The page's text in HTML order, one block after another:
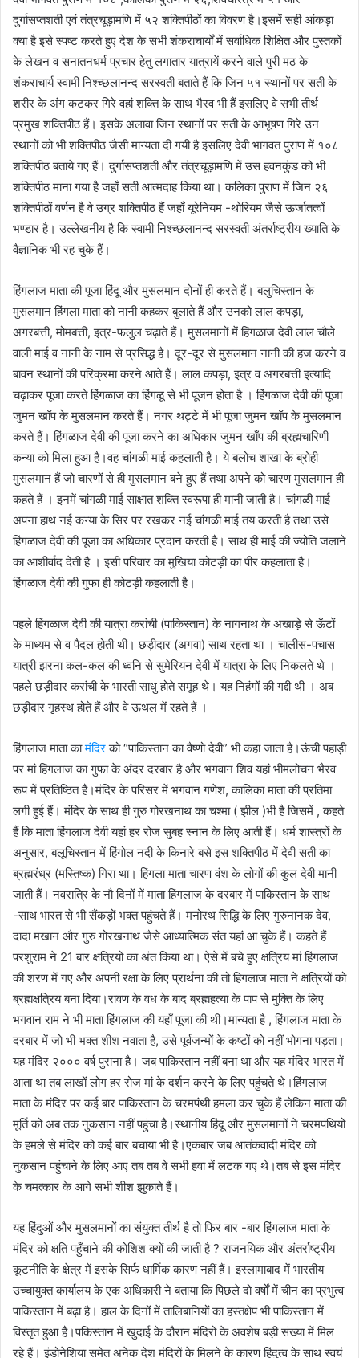
दुर्गासप्तशती एवं तंत्रचूड़ामणि में ५२ शक्तिपीठों का विवरण है।इसमें सही आंकड़ा
क्या है इसे स्पष्ट करते हुए देश के सभी शंकराचार्यों में सर्वाधिक शिक्षित और पुस्तकों
के लेखन व सनातनधर्म प्रचार हेतु लगातार यात्रायें करने वाले पुरी मठ के
शंकराचार्य स्वामी निश्च्छलानन्द सरस्वती बताते हैं कि जिन ५१ स्थानों पर सती के
शरीर के अंग कटकर गिरे वहां शक्ति के साथ भैरव भी हैं इसलिए वे सभी तीर्थ
प्रमुख शक्तिपीठ हैं। इसके अलावा जिन स्थानों पर सती के आभूषण गिरे उन
स्थानों को भी शक्तिपीठ जैसी मान्यता दी गयी है इसलिए देवी भागवत पुराण में १०८
शक्तिपीठ बताये गए हैं। दुर्गासप्तशती और तंत्रचूड़ामणि में उस हवनकुंड को भी
शक्तिपीठ माना गया है जहाँ सती आत्मदाह किया था। कलिका पुराण में जिन २६
शक्तिपीठों वर्णन है वे उग्र शक्तिपीठ हैं जहाँ यूरेनियम -थोरियम जैसे ऊर्जातत्वों
भण्डार है। उल्लेखनीय है कि स्वामी निश्च्छलानन्द सरस्वती अंतर्राष्ट्रीय ख्याति के
वैज्ञानिक भी रह चुके हैं।
हिंगलाज माता की पूजा हिंदू और मुसलमान दोनों ही करते हैं। बलुचिस्तान के
मुसलमान हिंगला माता को नानी कहकर बुलाते हैं और उनको लाल कपड़ा,
अगरबत्ती, मोमबत्ती, इत्र-फलुल चढ़ाते हैं। मुसलमानों में हिंगळाज देवी लाल चौले
वाली माई व नानी के नाम से प्रसिद्ध है। दूर-दूर से मुसलमान नानी की हज करने व
बावन स्थानों की परिक्रमा करने आते हैं। लाल कपड़ा, इत्र व अगरबत्ती इत्यादि
चढ़ाकर पूजा करते हिंगळाज का हिंगळू से भी पूजन होता है । हिंगळाज देवी की पूजा
जुमन खॉप के मुसलमान करते हैं। नगर थट्टे में भी पूजा जुमन खॉप के मुसलमान
करते हैं। हिंगळाज देवी की पूजा करने का अधिकार जुमन खाँप की ब्रह्मचारिणी
कन्या को मिला हुआ है।वह चांगळी माई कहलाती है। ये बलोच शाखा के ब्रोही
मुसलमान हैं जो चारणों से ही मुसलमान बने हुए हैं तथा अपने को चारण मुसलमान ही
कहते हैं । इनमें चांगळी माई साक्षात शक्ति स्वरूपा ही मानी जाती है। चांगळी माई
अपना हाथ नई कन्या के सिर पर रखकर नई चांगळी माई तय करती है तथा उसे
हिंगळाज देवी की पूजा का अधिकार प्रदान करती है। साथ ही माई की ज्योति जलाने
का आशीर्वाद देती है । इसी परिवार का मुखिया कोटड़ी का पीर कहलाता है।
हिंगळाज देवी की गुफा ही कोटड़ी कहलाती है।
पहले हिंगळाज देवी की यात्रा करांची (पाकिस्तान) के नागनाथ के अखाड़े से ऊँटों
के माध्यम से व पैदल होती थी। छड़ीदार (अगवा) साथ रहता था । चालीस-पचास
यात्री झरना कल-कल की ध्वनि से सुमेरियन देवी में यात्रा के लिए निकलते थे ।
पहले छड़ीदार करांची के भारती साधु होते समूह थे। यह निहंगों की गद्दी थी । अब
छड़ीदार गृहस्थ होते हैं और वे ऊथल में रहते हैं ।
हिंगलाज माता कामंदिरको “पाकिस्तान का वैष्णो देवी” भी कहा जाता है।ऊंची पहाड़ी
पर मां हिंगलाज का गुफा के अंदर दरबार है और भगवान शिव यहां भीमलोचन भैरव
रूप में प्रतिष्ठित हैं।मंदिर के परिसर में भगवान गणेश, कालिका माता की प्रतिमा
लगी हुई हैं। मंदिर के साथ ही गुरु गोरखनाथ का चश्मा ( झील )भी है जिसमें , कहते
हैं कि माता हिंगलाज देवी यहां हर रोज सुबह स्नान के लिए आती हैं। धर्म शास्त्रों के
अनुसार, बलूचिस्तान में हिंगोल नदी के किनारे बसे इस शक्तिपीठ में देवी सती का
ब्रह्मरंध्र (मस्तिष्क) गिरा था। हिंगला माता चारण वंश के लोगों की कुल देवी मानी
जाती हैं। नवरात्रि के नौ दिनों में माता हिंगलाज के दरबार में पाकिस्तान के साथ
-साथ भारत से भी सैंकड़ों भक्त पहुंचते हैं। मनोरथ सिद्धि के लिए गुरुनानक देव,
दादा मखान और गुरु गोरखनाथ जैसे आध्यात्मिक संत यहां आ चुके हैं। कहते हैं
परशुराम ने 21 बार क्षत्रियों का अंत किया था। ऐसे में बचे हुए क्षत्रिय मां हिंगलाज
की शरण में गए और अपनी रक्षा के लिए प्रार्थना की तो हिंगलाज माता ने क्षत्रियों को
ब्रह्मक्षत्रिय बना दिया।रावण के वध के बाद ब्रह्महत्या के पाप से मुक्ति के लिए
भगवान राम ने भी माता हिंगलाज की यहाँ पूजा की थी।मान्यता है , हिंगलाज माता के
दरबार में जो भी भक्त शीश नवाता है, उसे पूर्वजन्मों के कष्टों को नहीं भोगना पड़ता।
यह मंदिर २००० वर्ष पुराना है। जब पाकिस्तान नहीं बना था और यह मंदिर भारत में
आता था तब लाखों लोग हर रोज मां के दर्शन करने के लिए पहुंचते थे।हिंगलाज
माता के मंदिर पर कई बार पाकिस्तान के चरमपंथी हमला कर चुके हैं लेकिन माता की
मूर्ति को अब तक नुकसान नहीं पहुंचा है।स्थानीय हिंदू और मुसलमानों ने चरमपंथियों
के हमले से मंदिर को कई बार बचाया भी है।एकबार जब आतंकवादी मंदिर को
नुकसान पहुंचाने के लिए आए तब तब वे सभी हवा में लटक गए थे।तब से इस मंदिर
के चमत्कार के आगे सभी शीश झुकाते हैं।
यह हिंदुओं और मुसलमानों का संयुक्त तीर्थ है तो फिर बार -बार हिंगलाज माता के
मंदिर को क्षति पहुँचाने की कोशिश क्यों की जाती है ? राजनयिक और अंतर्राष्ट्रीय
कूटनीति के क्षेत्र में इसके सिर्फ धार्मिक कारण नहीं हैं। इस्लामाबाद में भारतीय
उच्चायुक्त कार्यालय के एक अधिकारी ने बताया कि पिछले दो वर्षों में चीन का प्रभुत्व
पाकिस्तान में बढ़ा है। हाल के दिनों में तालिबानियों का हस्तक्षेप भी पाकिस्तान में
विस्तृत हुआ है।पकिस्तान में खुदाई के दौरान मंदिरों के अवशेष बड़ी संख्या में मिल
रहे हैं। इंडोनेशिया समेत अनेक देश मंदिरों के मिलने के कारण हिंदुत्व के साथ स्वयं